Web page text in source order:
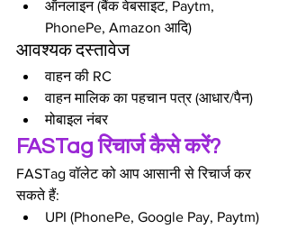
ऑनलाइन (बैंक वेबसाइट, Paytm,
PhonePe, Amazon आदि)
आवश्यक दस्तावेज
वाहन की RC
वाहन मालिक का पहचान पत्र (आधार/पैन)
मोबाइल नंबर
FASTag रिचार्ज कैसे करें?
FASTag वॉलेट को आप आसानी से रिचार्ज कर
सकते हैं:
UPI (PhonePe, Google Pay, Paytm)